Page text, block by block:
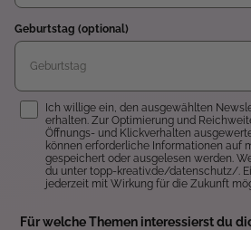
Geburtstag (optional)
Einwilligung
Ich willige ein, den ausgewählten
erhalten. Zur Optimierung und
Öffnungs- und Klickverhalten
können erforderliche Informationen auf
gespeichert oder ausgelesen werden.
du unter topp-kreativ.de/datenschutz/.
jederzeit mit Wirkung für die Zukunft
Für welche Themen interessierst du